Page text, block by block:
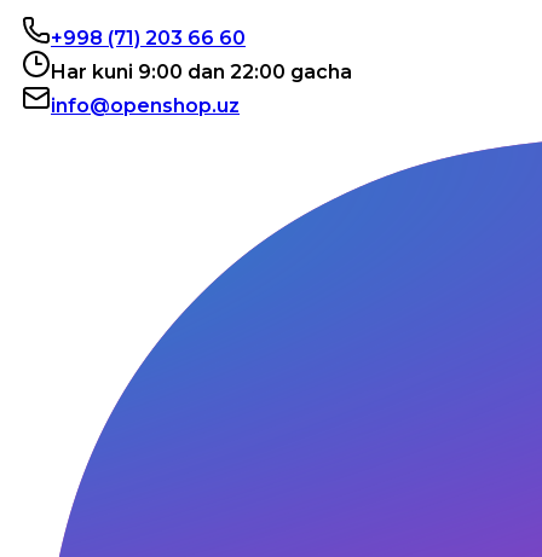
+998 (71) 203 66 60
Har kuni 9:00 dan 22:00 gacha
info@openshop.uz